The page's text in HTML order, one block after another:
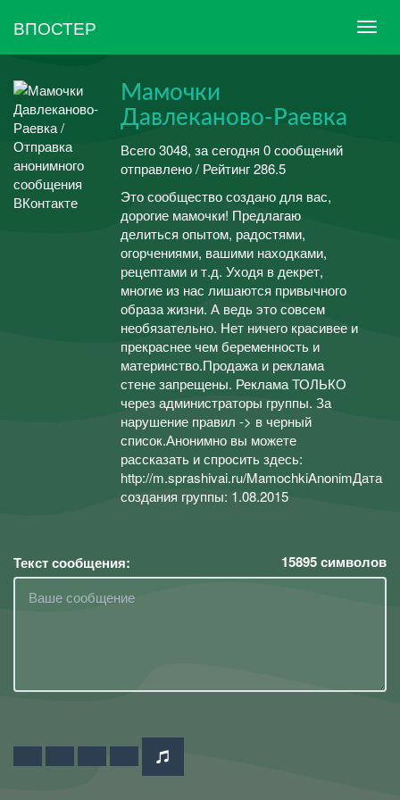
ВПОСТЕР
Мамочки
Давлеканово-Раевка
Всего 3048, за сегодня 0 сообщений
отправлено / Рейтинг 286.5
Это сообщество создано для вас,
дорогие мамочки! Предлагаю
делиться опытом, радостями,
огорчениями, вашими находками,
рецептами и т.д. Уходя в декрет,
многие из нас лишаются привычного
образа жизни. А ведь это совсем
необязательно. Нет ничего красивее и
прекраснее чем беременность и
материнство.Продажа и реклама
стене запрещены. Реклама ТОЛЬКО
через администраторы группы. За
нарушение правил -> в черный
список.Анонимно вы можете
рассказать и спросить здесь:
http://m.sprashivai.ru/MamochkiAnonimДата
создания группы: 1.08.2015
Текст сообщения: 15895символов